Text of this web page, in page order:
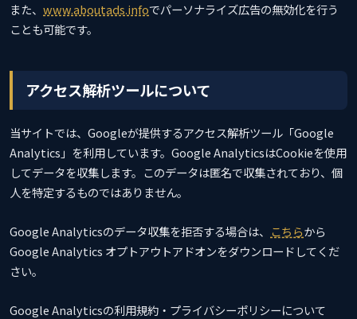
また、 www.aboutads.infoでパーソナライズ広告の無効化を行う
ことも可能です。
アクセス解析ツールについて
当サイトでは、Googleが提供するアクセス解析ツール「Google
Analytics」を利用しています。Google AnalyticsはCookieを使用
してデータを収集します。このデータは匿名で収集されており、個
人を特定するものではありません。
Google Analyticsのデータ収集を拒否する場合は、 こちらから
Google Analytics オプトアウトアドオンをダウンロードしてくだ
さい。
Google Analyticsの利用規約・プライバシーポリシーについて